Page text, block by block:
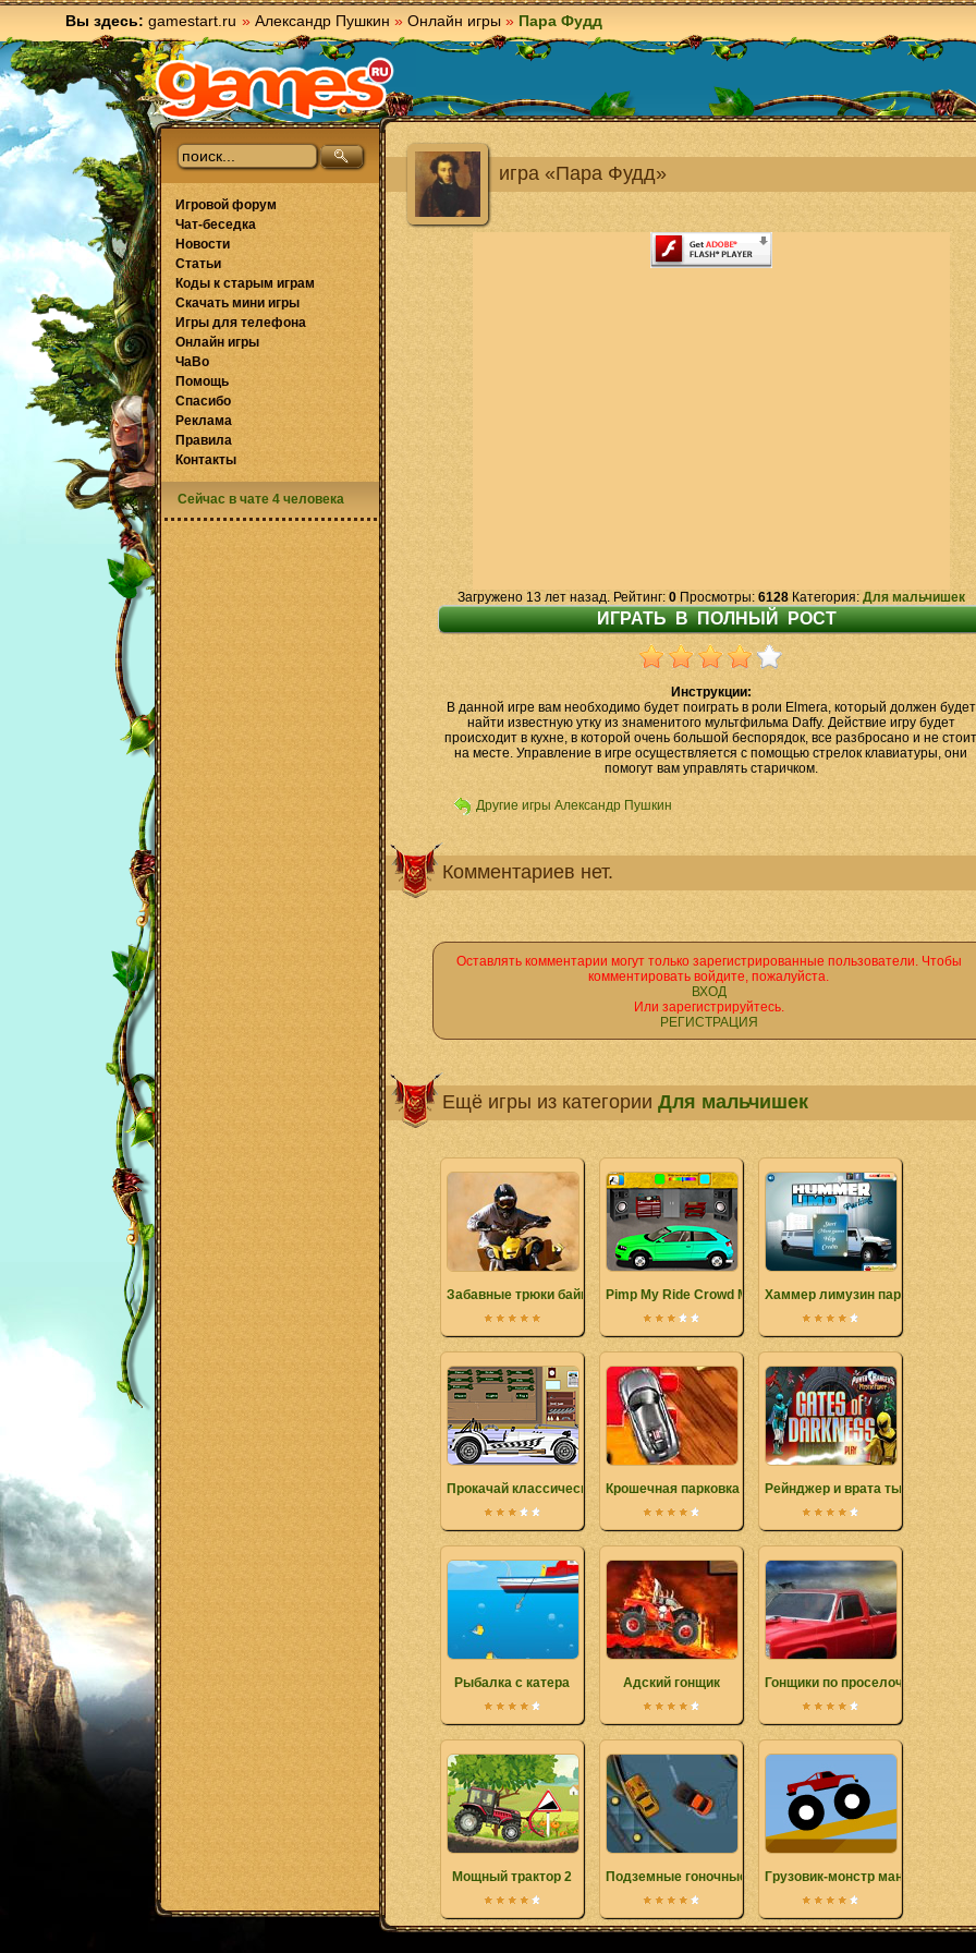
Вы здесь: gamestart.ru » Александр Пушкин » Онлайн игры » Пара Фудд
игра «Пара Фудд»
Загружено 13 лет назад. Рейтинг: 0Просмотры: 6128Категория: Для мальчишек
Инструкции:
В данной игре вам необходимо будет поиграть в роли Elmera, который должен будет
найти известную утку из знаменитого мультфильма Daffy. Действие игру будет
происходит в кухне, в которой очень большой беспорядок, все разбросано и не стоит
на месте. Управление в игре осуществляется с помощью стрелок клавиатуры, они
помогут вам управлять старичком.
Другие игры Александр Пушкин
Комментариев нет.
Оставлять комментарии могут только зарегистрированные пользователи. Чтобы
комментировать войдите, пожалуйста.
ВХОД
Или зарегистрируйтесь.
РЕГИСТРАЦИЯ
Ещё игры из категории Для мальчишек
Забавные трюки байкераPimp My Ride Crowd MagnetХаммер лимузин парковка
Прокачай классическую тачкуКрошечная парковка Рейнджер и врата тьмы.
Рыбалка с катера Адский гонщик Гонщики по проселочной дороге
Мощный трактор 2 Подземные гоночные королиГрузовик-монстр маньяк 3
Игровой форум
Чат-беседка
Новости
Статьи
Коды к старым играм
Скачать мини игры
Игры для телефона
Онлайн игры
ЧаВо
Помощь
Спасибо
Реклама
Правила
Контакты
Сейчас в чате 4 человека